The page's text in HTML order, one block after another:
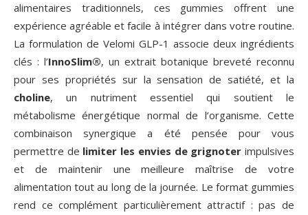
alimentaires traditionnels, ces gummies offrent une
expérience agréable et facile à intégrer dans votre routine.
La formulation de Velomi GLP-1 associe deux ingrédients
clés : l’InnoSlim®, un extrait botanique breveté reconnu
pour ses propriétés sur la sensation de satiété, et la
choline, un nutriment essentiel qui soutient le
métabolisme énergétique normal de l’organisme. Cette
combinaison synergique a été pensée pour vous
permettre de limiter les envies de grignoter impulsives
et de maintenir une meilleure maîtrise de votre
alimentation tout au long de la journée. Le format gummies
rend ce complément particulièrement attractif : pas de